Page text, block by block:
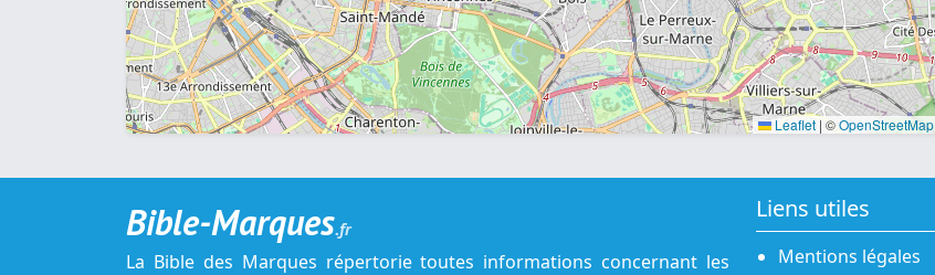
Leaflet | ©OpenStreetMap
Bible-Marques.fr
La Bible des Marques répertorie toutes informations concernant les
Liens utiles
Mentions légales